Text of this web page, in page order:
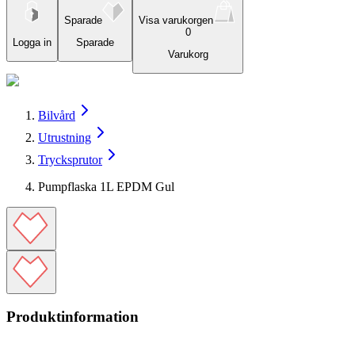
Logga in
Sparade
Sparade
Visa varukorgen
0
Varukorg
Bilvård
Utrustning
Trycksprutor
Pumpflaska 1L EPDM Gul
Produktinformation